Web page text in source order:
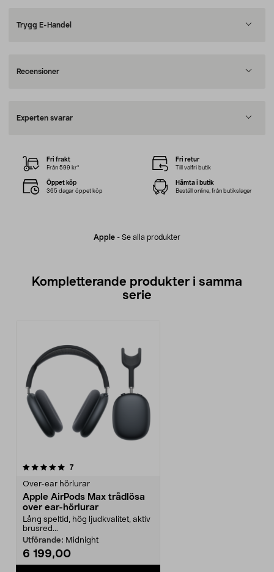
Trygg E-Handel
Recensioner
Experten svarar
Apple - Se alla produkter
Fri frakt
Från 599 kr*
Fri retur
Till valfri butik
Öppet köp
365 dagar öppet köp
Hämta i butik
Beställ online, från butikslager
Kompletterande produkter i samma
serie
7recensioner
Over-ear hörlurar
Apple AirPods Max trådlösa
over ear-hörlurar
Lång speltid, hög ljudkvalitet, aktiv
brusred...
Utförande: Midnight
6 199,00